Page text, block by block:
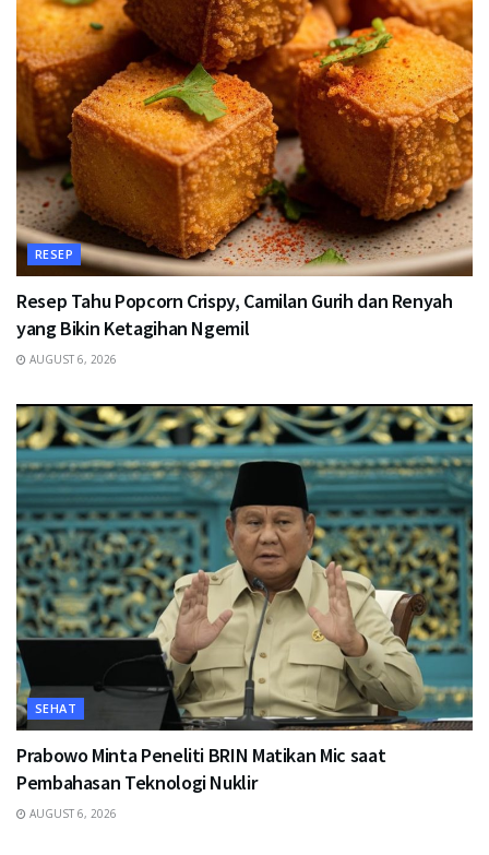
RESEP
Resep Tahu Popcorn Crispy, Camilan Gurih dan Renyah
yang Bikin Ketagihan Ngemil
AUGUST 6, 2026
SEHAT
Prabowo Minta Peneliti BRIN Matikan Mic saat
Pembahasan Teknologi Nuklir
AUGUST 6, 2026